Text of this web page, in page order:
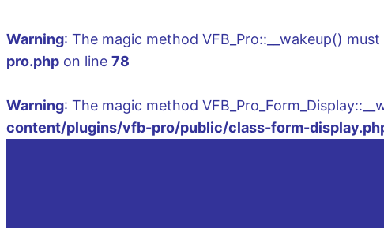
Warning: The magic method VFB_Pro::__wakeup()
pro.php on line 78
Warning: The magic method
content/plugins/vfb-pro/public/class-form-